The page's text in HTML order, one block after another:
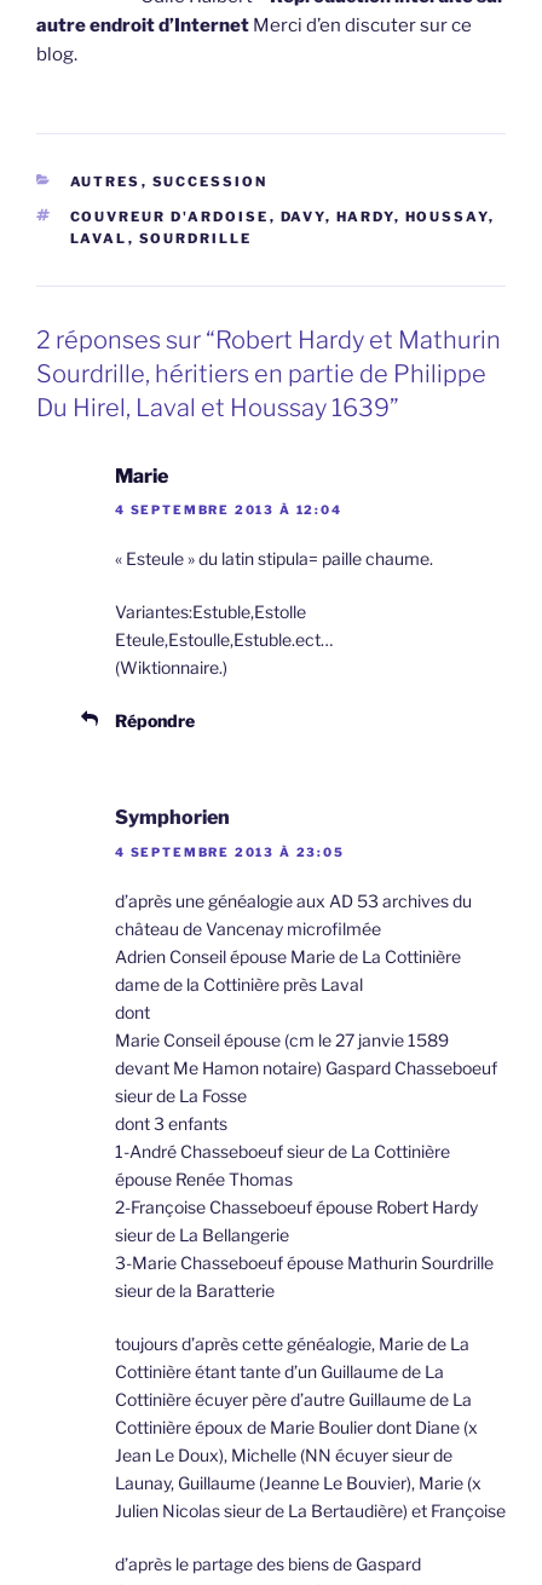
autre endroit d’Internet Merci d’en discuter sur ce
blog.
CATÉGORIES
AUTRES , SUCCESSION
ÉTIQUETTES
COUVREUR D'ARDOISE , DAVY, HARDY, HOUSSAY,
LAVAL , SOURDRILLE
2 réponses sur “Robert Hardy et Mathurin
Sourdrille, héritiers en partie de Philippe
Du Hirel, Laval et Houssay 1639”
Marie
4 SEPTEMBRE 2013 À 12:04
« Esteule » du latin stipula= paille chaume.
Variantes:Estuble,Estolle
Eteule,Estoulle,Estuble.ect…
(Wiktionnaire.)
Répondre
Symphorien
4 SEPTEMBRE 2013 À 23:05
d’après une généalogie aux AD 53 archives du
château de Vancenay microfilmée
Adrien Conseil épouse Marie de La Cottinière
dame de la Cottinière près Laval
dont
Marie Conseil épouse (cm le 27 janvie 1589
devant Me Hamon notaire) Gaspard Chasseboeuf
sieur de La Fosse
dont 3 enfants
1-André Chasseboeuf sieur de La Cottinière
épouse Renée Thomas
2-Françoise Chasseboeuf épouse Robert Hardy
sieur de La Bellangerie
3-Marie Chasseboeuf épouse Mathurin Sourdrille
sieur de la Baratterie
toujours d’après cette généalogie, Marie de La
Cottinière étant tante d’un Guillaume de La
Cottinière écuyer père d’autre Guillaume de La
Cottinière époux de Marie Boulier dont Diane (x
Jean Le Doux), Michelle (NN écuyer sieur de
Launay, Guillaume (Jeanne Le Bouvier), Marie (x
Julien Nicolas sieur de La Bertaudière) et Françoise
d’après le partage des biens de Gaspard